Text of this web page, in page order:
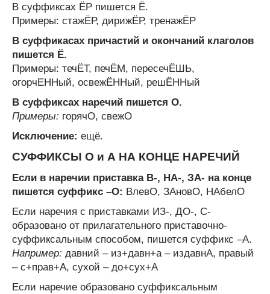
В суффиксах ЁР пишется Ё.
Примеры: стажЁР, дирижЁР, тренажЁР
В суффикасах причастий и окончаний клаголов
пишется Ё.
Примеры: течЁТ, печЁМ, пересечЁШЬ,
огорчЕННый, освежЁННый, решЁННый
В суффиксах наречий пишется О.
Примеры: горячО, свежО
Исключение: ещё.
СУФФИКСЫ О и А НА КОНЦЕ НАРЕЧИЙ
Если в наречии приставка В-, НА-, ЗА- на конце
пишется суффикс –О: ВлевО, ЗАновО, НАбелО
Если наречия с приставками ИЗ-, ДО-, С-
образовано от прилагательного приставочно-
суффиксальным способом, пишется суффикс –А.
Например: давний – из+давн+а – издавнА, правый
– с+прав+А, сухой – до+сух+А
Если наречие образовано суффиксальным